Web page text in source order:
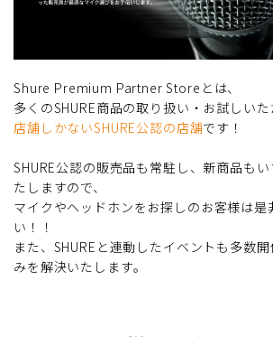
Shure Premium Partner Storeとは、
多くのSHURE商品の取り扱い・お試しい
店舗しかないSHURE公認の店舗です！
SHURE公認の販売品も常駐し、新商品も
たしますので、
マイクやヘッドホンをお探しのお客様は是
い！！
また、SHUREと連動したイベントも多数
みを解決いたします。